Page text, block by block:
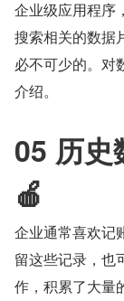
企业级应用程序
搜索相关的数据
必不可少的。对
介绍。
05 历
🍎
企业通常喜欢记
留这些记录，也
作，积累了大量